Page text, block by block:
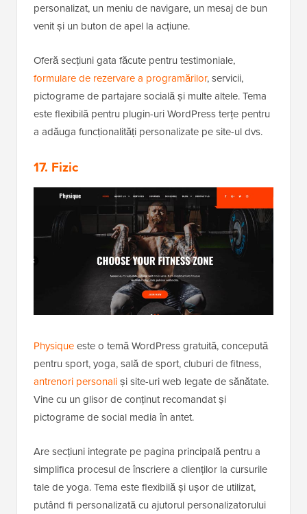
personalizat, un meniu de navigare, un mesaj de bun
venit și un buton de apel la acțiune.
Oferă secțiuni gata făcute pentru testimoniale,
formulare de rezervare a programărilor, servicii,
pictograme de partajare socială și multe altele. Tema
este flexibilă pentru plugin-uri WordPress terțe pentru
a adăuga funcționalități personalizate pe site-ul dvs.
17. Fizic
Physiqueeste o temă WordPress gratuită, concepută
pentru sport, yoga, sală de sport, cluburi de fitness,
antrenori personaliși site-uri web legate de sănătate.
Vine cu un glisor de conținut recomandat și
pictograme de social media în antet.
Are secțiuni integrate pe pagina principală pentru a
simplifica procesul de înscriere a clienților la cursurile
tale de yoga. Tema este flexibilă și ușor de utilizat,
putând fi personalizată cu ajutorul personalizatorului